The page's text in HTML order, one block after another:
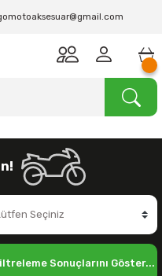
Sonuçlarını Göster...